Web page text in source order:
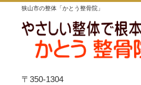
狭山市の整体「かとう整骨院」
〒350-1304